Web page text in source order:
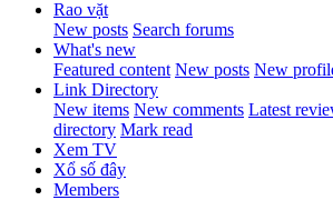
Rao vặt
New posts Search forums
What's new
Featured content New posts New
Link Directory
New items New comments Latest
directory Mark read
Xem TV
Xổ số đây
Members